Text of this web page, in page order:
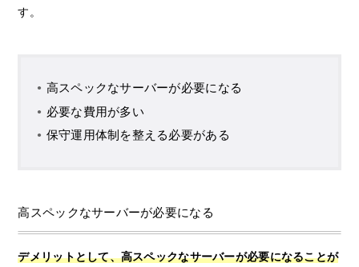
す。
高スペックなサーバーが必要になる
必要な費用が多い
保守運用体制を整える必要がある
高スペックなサーバーが必要になる
デメリットとして、高スペックなサーバーが必要になることが